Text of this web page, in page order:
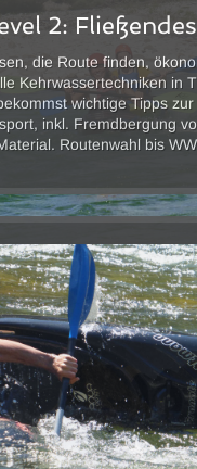
2:
die Route finden,
Kehrwassertechniken in
wichtige Tipps zur
inkl. Fremdbergung
Routenwahl bis WW